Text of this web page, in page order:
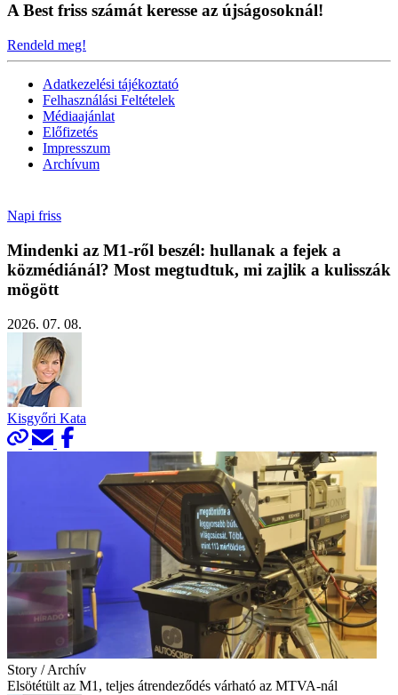
A Best friss számát keresse az újságosoknál!
Rendeld meg!
Adatkezelési tájékoztató
Felhasználási Feltételek
Médiaajánlat
Előfizetés
Impresszum
Archívum
Napi friss
Mindenki az M1-ről beszél: hullanak a fejek a
közmédiánál? Most megtudtuk, mi zajlik a kulisszák
mögött
2026. 07. 08.
Kisgyőri Kata
Story / Archív
Elsötétült az M1, teljes átrendeződés várható az MTVA-nál